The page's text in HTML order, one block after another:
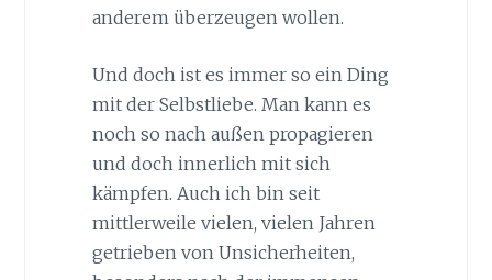
anderem überzeugen wollen.
Und doch ist es immer so ein Ding
mit der Selbstliebe. Man kann es
noch so nach außen propagieren
und doch innerlich mit sich
kämpfen. Auch ich bin seit
mittlerweile vielen, vielen Jahren
getrieben von Unsicherheiten,